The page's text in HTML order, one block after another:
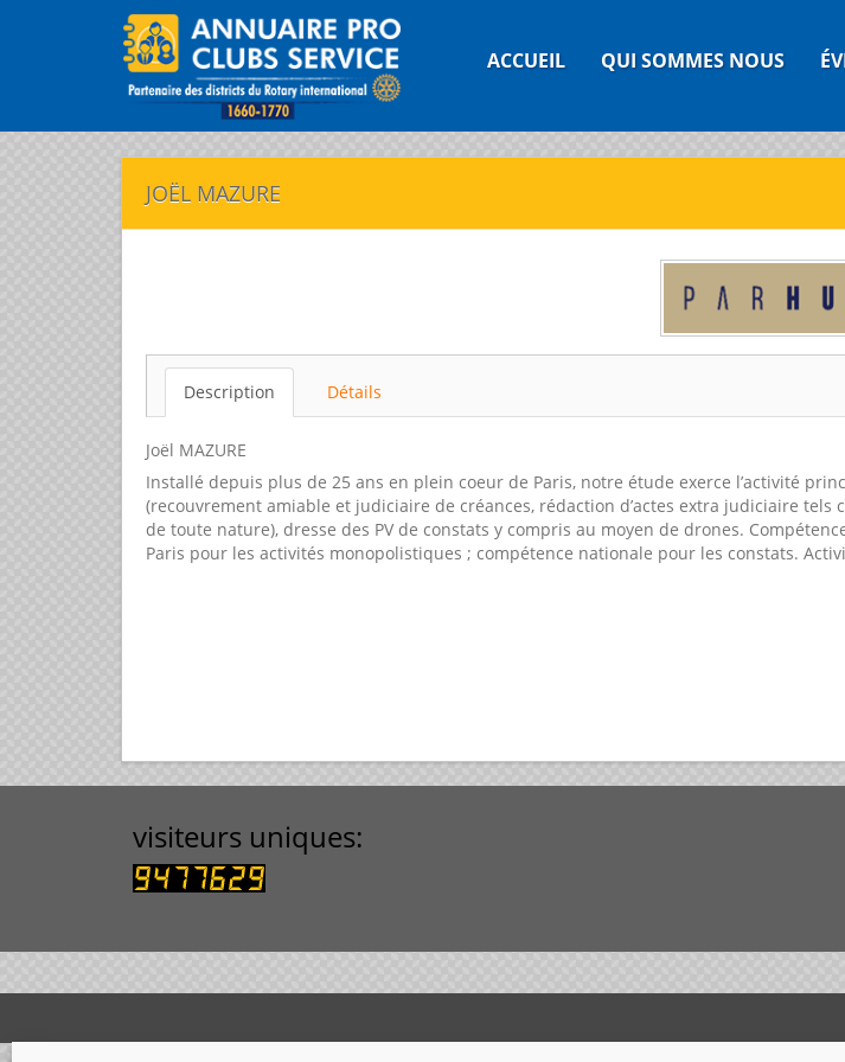
ACCUEIL QUI SOMMES NOUS
JOËL MAZURE
Description Détails
Joël MAZURE
Installé depuis plus de 25 ans en plein coeur de Paris, notre étude exerce l’activité
(recouvrement amiable et judiciaire de créances, rédaction d’actes extra judiciaire tels
de toute nature), dresse des PV de constats y compris au moyen de drones.
Paris pour les activités monopolistiques ; compétence nationale pour les constats.
visiteurs uniques: